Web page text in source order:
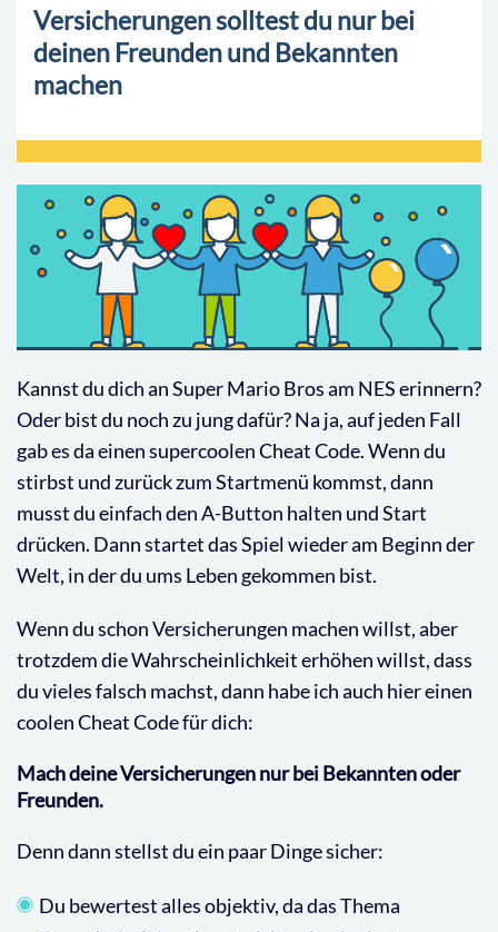
Versicherungen solltest du nur bei
deinen Freunden und Bekannten
machen
Kannst du dich an Super Mario Bros am NES erinnern?
Oder bist du noch zu jung dafür? Na ja, auf jeden Fall
gab es da einen supercoolen Cheat Code. Wenn du
stirbst und zurück zum Startmenü kommst, dann
musst du einfach den A-Button halten und Start
drücken. Dann startet das Spiel wieder am Beginn der
Welt, in der du ums Leben gekommen bist.
Wenn du schon Versicherungen machen willst, aber
trotzdem die Wahrscheinlichkeit erhöhen willst, dass
du vieles falsch machst, dann habe ich auch hier einen
coolen Cheat Code für dich:
Mach deine Versicherungen nur bei Bekannten oder
Freunden.
Denn dann stellst du ein paar Dinge sicher:
Du bewertest alles objektiv, da das Thema